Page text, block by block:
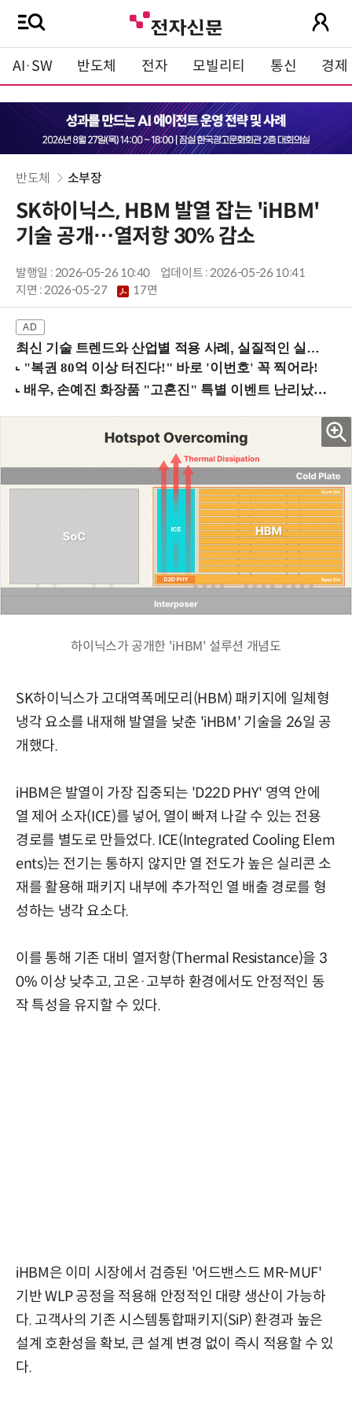
AI·SW 반도체 전자 모빌리티 통신 경제
반도체 소부장
SK하이닉스, HBM 발열 잡는 'iHBM'
기술 공개…열저항 30% 감소
발행일 : 2026-05-26 10:40
업데이트 : 2026-05-26 10:41
지면 :2026-05-27 17면
최신 기술 트렌드와 산업별 적용 사례, 실질적인 실행 전략을 공유 (9/18 양재역)
하이닉스가 공개한 'iHBM' 설루션 개념도
SK하이닉스가 고대역폭메모리(HBM) 패키지에 일체형
냉각 요소를 내재해 발열을 낮춘 'iHBM' 기술을 26일 공
개했다.
iHBM은 발열이 가장 집중되는 'D22D PHY' 영역 안에
열 제어 소자(ICE)를 넣어, 열이 빠져 나갈 수 있는 전용
경로를 별도로 만들었다. ICE(Integrated Cooling Elem
ents)는 전기는 통하지 않지만 열 전도가 높은 실리콘 소
재를 활용해 패키지 내부에 추가적인 열 배출 경로를 형
성하는 냉각 요소다.
이를 통해 기존 대비 열저항(Thermal Resistance)을 3
0% 이상 낮추고, 고온·고부하 환경에서도 안정적인 동
작 특성을 유지할 수 있다.
iHBM은 이미 시장에서 검증된 '어드밴스드 MR-MUF'
기반 WLP 공정을 적용해 안정적인 대량 생산이 가능하
다. 고객사의 기존 시스템통합패키지(SiP) 환경과 높은
설계 호환성을 확보, 큰 설계 변경 없이 즉시 적용할 수 있
다.